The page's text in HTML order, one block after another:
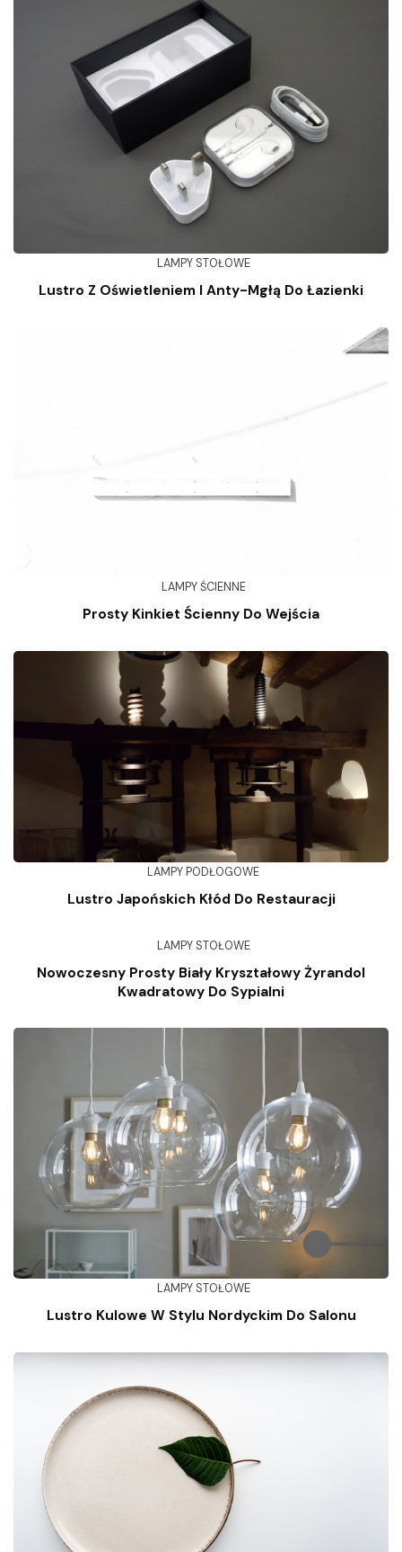
LAMPY STOŁOWE
Lustro Z Oświetleniem I Anty-Mgłą Do Łazienki
LAMPY ŚCIENNE
Prosty Kinkiet Ścienny Do Wejścia
LAMPY PODŁOGOWE
Lustro Japońskich Kłód Do Restauracji
LAMPY STOŁOWE
Nowoczesny Prosty Biały Kryształowy Żyrandol
Kwadratowy Do Sypialni
LAMPY STOŁOWE
Lustro Kulowe W Stylu Nordyckim Do Salonu